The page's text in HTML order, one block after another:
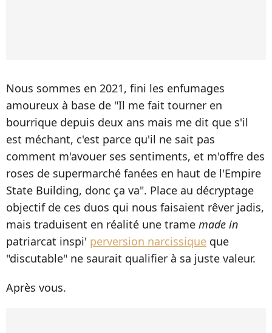
Nous sommes en 2021, fini les enfumages
amoureux à base de "Il me fait tourner en
bourrique depuis deux ans mais me dit que s'il
est méchant, c'est parce qu'il ne sait pas
comment m'avouer ses sentiments, et m'offre des
roses de supermarché fanées en haut de l'Empire
State Building, donc ça va". Place au décryptage
objectif de ces duos qui nous faisaient rêver jadis,
mais traduisent en réalité une trame made in
patriarcat inspi' perversion narcissique que
"discutable" ne saurait qualifier à sa juste valeur.
Après vous.